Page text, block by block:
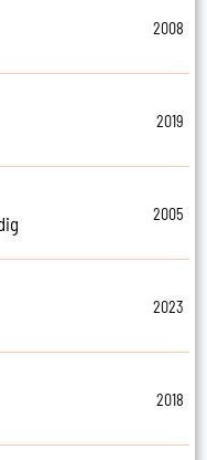
2008
2019
2005
2023
2018